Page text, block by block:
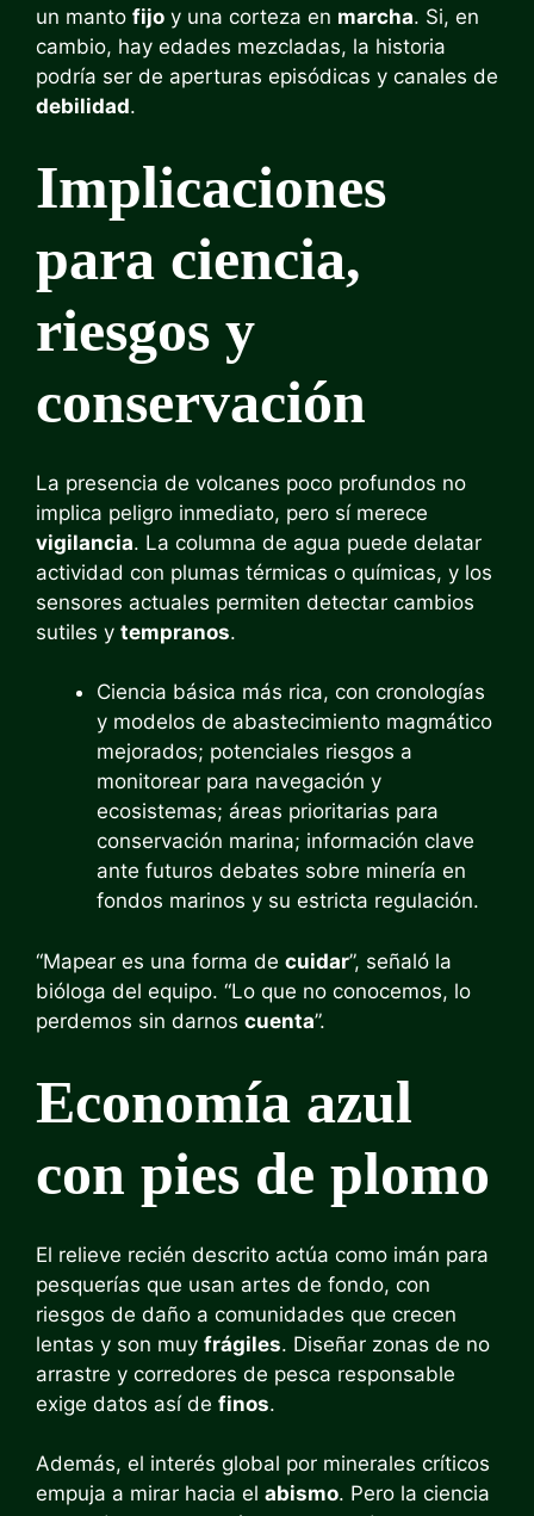
un manto fijo y una corteza en marcha. Si, en
cambio, hay edades mezcladas, la historia
podría ser de aperturas episódicas y canales de
debilidad.
Implicaciones
para ciencia,
riesgos y
conservación
La presencia de volcanes poco profundos no
implica peligro inmediato, pero sí merece
vigilancia. La columna de agua puede delatar
actividad con plumas térmicas o químicas, y los
sensores actuales permiten detectar cambios
sutiles y tempranos.
Ciencia básica más rica, con cronologías
y modelos de abastecimiento magmático
mejorados; potenciales riesgos a
monitorear para navegación y
ecosistemas; áreas prioritarias para
conservación marina; información clave
ante futuros debates sobre minería en
fondos marinos y su estricta regulación.
“Mapear es una forma de cuidar”, señaló la
bióloga del equipo. “Lo que no conocemos, lo
perdemos sin darnos cuenta”.
Economía azul
con pies de plomo
El relieve recién descrito actúa como imán para
pesquerías que usan artes de fondo, con
riesgos de daño a comunidades que crecen
lentas y son muy frágiles. Diseñar zonas de no
arrastre y corredores de pesca responsable
exige datos así de finos.
Además, el interés global por minerales críticos
empuja a mirar hacia el abismo. Pero la ciencia